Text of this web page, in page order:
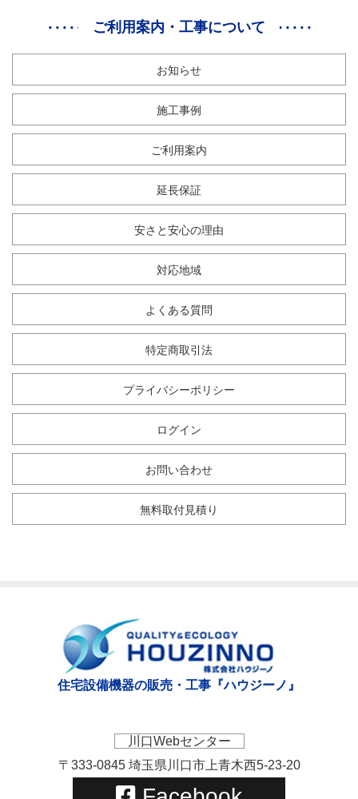
ご利用案内・工事について
お知らせ
施工事例
ご利用案内
延長保証
安さと安心の理由
対応地域
よくある質問
特定商取引法
プライバシーポリシー
ログイン
お問い合わせ
無料取付見積り
住宅設備機器の販売・工事『ハウジーノ』
川口Webセンター
〒333-0845 埼玉県川口市上青木西5-23-20